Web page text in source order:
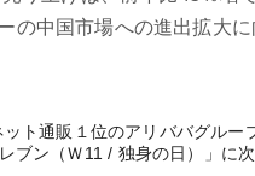
の中国市場への進出拡大
ット通販１位のアリババグ
ブン（Ｗ11 / 独身の日）」に